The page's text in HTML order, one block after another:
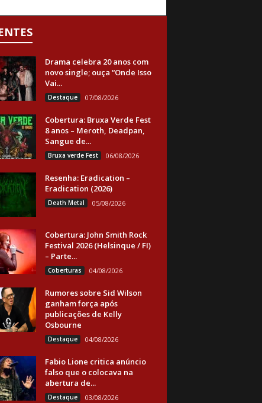
Drama celebra 20 anos com
novo single; ouça “Onde Isso
Vai...
Destaque 07/08/2026
Cobertura: Bruxa Verde Fest
8 anos – Meroth, Deadpan,
Sangue de...
Bruxa verde Fest 06/08/2026
Resenha: Eradication –
Eradication (2026)
Death Metal 05/08/2026
Cobertura: John Smith Rock
Festival 2026 (Helsinque / FI)
– Parte...
Coberturas 04/08/2026
Rumores sobre Sid Wilson
ganham força após
publicações de Kelly
Osbourne
Destaque 04/08/2026
Fabio Lione critica anúncio
falso que o colocava na
abertura de...
Destaque 03/08/2026